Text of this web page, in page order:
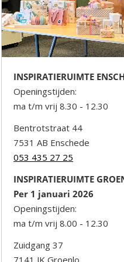
INSPIRATIERUIMTE
Openingstijden:
ma t/m vrij 8.30 - 12.30
Bentrotstraat 44
7531 AB Enschede
053 435 27 25
INSPIRATIERUIMTE
Per 1 januari 2026
Openingstijden:
ma t/m vrij 8.00 - 12.30
Zuidgang 37
7141 JK Groenlo